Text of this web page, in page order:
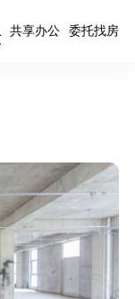
共享办公 委托找房